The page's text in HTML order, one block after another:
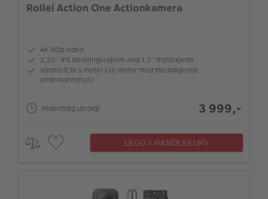
Rollei Action One Actionkamera
4K 60p video
2,33" IPS berøringsskjerm and 1,3" frontskjerm
Vanntett til 5 meter (30 meter med medfølgende
undervannshus)
Midlertidig utsolgt 3 999,-
LEGG I HANDLEKURV